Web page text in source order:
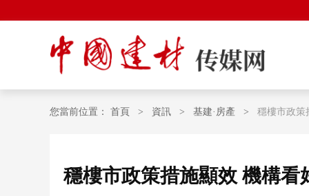
您當前位置： 首頁 > 資訊 > 基建·房產 > 穩樓市政策
穩樓市政策措施顯效 機構看